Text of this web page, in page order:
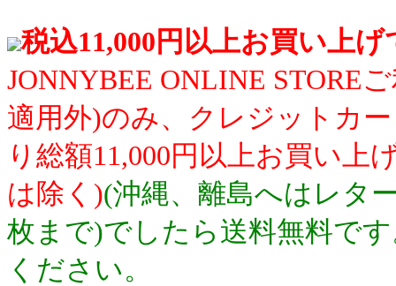
税込11,000円以上お買い上
JONNYBEE ONLINE STORE
適用外)のみ、クレジットカ
り総額11,000円以上お買い上
は除く)(沖縄、離島へはレタ
枚まで)でしたら送料無料で
ください。